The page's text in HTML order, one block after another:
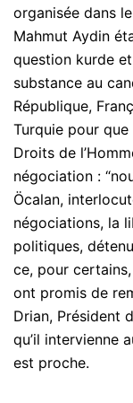
organisée dans
Mahmut Aydin
question kurde
substance au
République,
Turquie pour
Droits de
négociation :
Öcalan,
négociations, la
politiques,
ce, pour
ont promis de
Drian, Président
qu’il intervienne
est proche.